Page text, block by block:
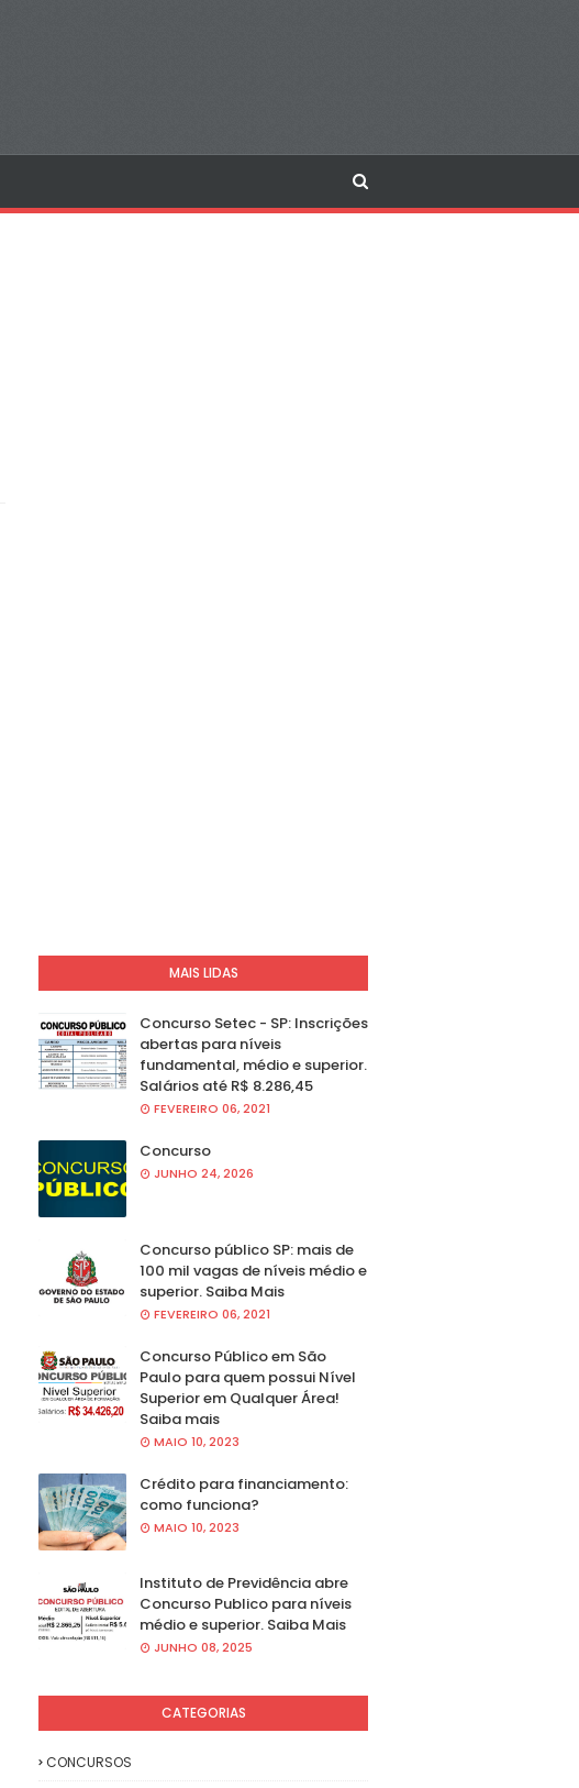
MAIS LIDAS
Concurso Setec - SP: Inscrições
abertas para níveis
fundamental, médio e superior.
Salários até R$ 8.286,45
FEVEREIRO 06, 2021
Concurso
JUNHO 24, 2026
Concurso público SP: mais de
100 mil vagas de níveis médio e
superior. Saiba Mais
FEVEREIRO 06, 2021
Concurso Público em São
Paulo para quem possui Nível
Superior em Qualquer Área!
Saiba mais
MAIO 10, 2023
Crédito para financiamento:
como funciona?
MAIO 10, 2023
Instituto de Previdência abre
Concurso Publico para níveis
médio e superior. Saiba Mais
JUNHO 08, 2025
CATEGORIAS
CONCURSOS